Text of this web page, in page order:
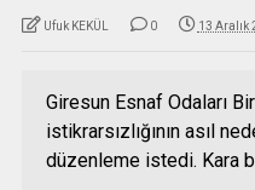
Ufuk KEKÜL 0 13 Aralık
Giresun Esnaf Odaları
istikrarsızlığının asıl
düzenleme istedi. Kara